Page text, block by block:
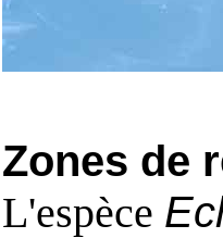
Zones de
L'espèce